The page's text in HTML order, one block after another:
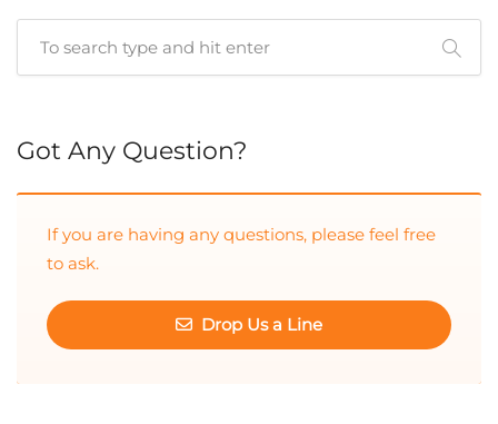
Got Any Question?
If you are having any questions, please feel free
to ask.
Drop Us a Line